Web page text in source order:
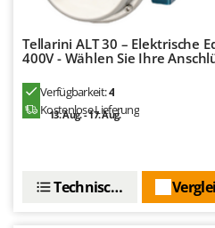
Spring Protezione
Spyro
Stanley
Stiga
Stocker
Tellarini ALT 30 – Elektrische
400V - Wählen Sie Ihre
Verfügbarkeit:4
Kostenlose Lieferung
13. Aug. - 17. Aug.
Technische Daten